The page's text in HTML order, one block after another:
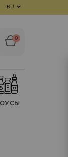
RU
0